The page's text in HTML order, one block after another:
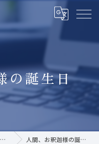
の誕生日
人間、お釈迦様の誕生日